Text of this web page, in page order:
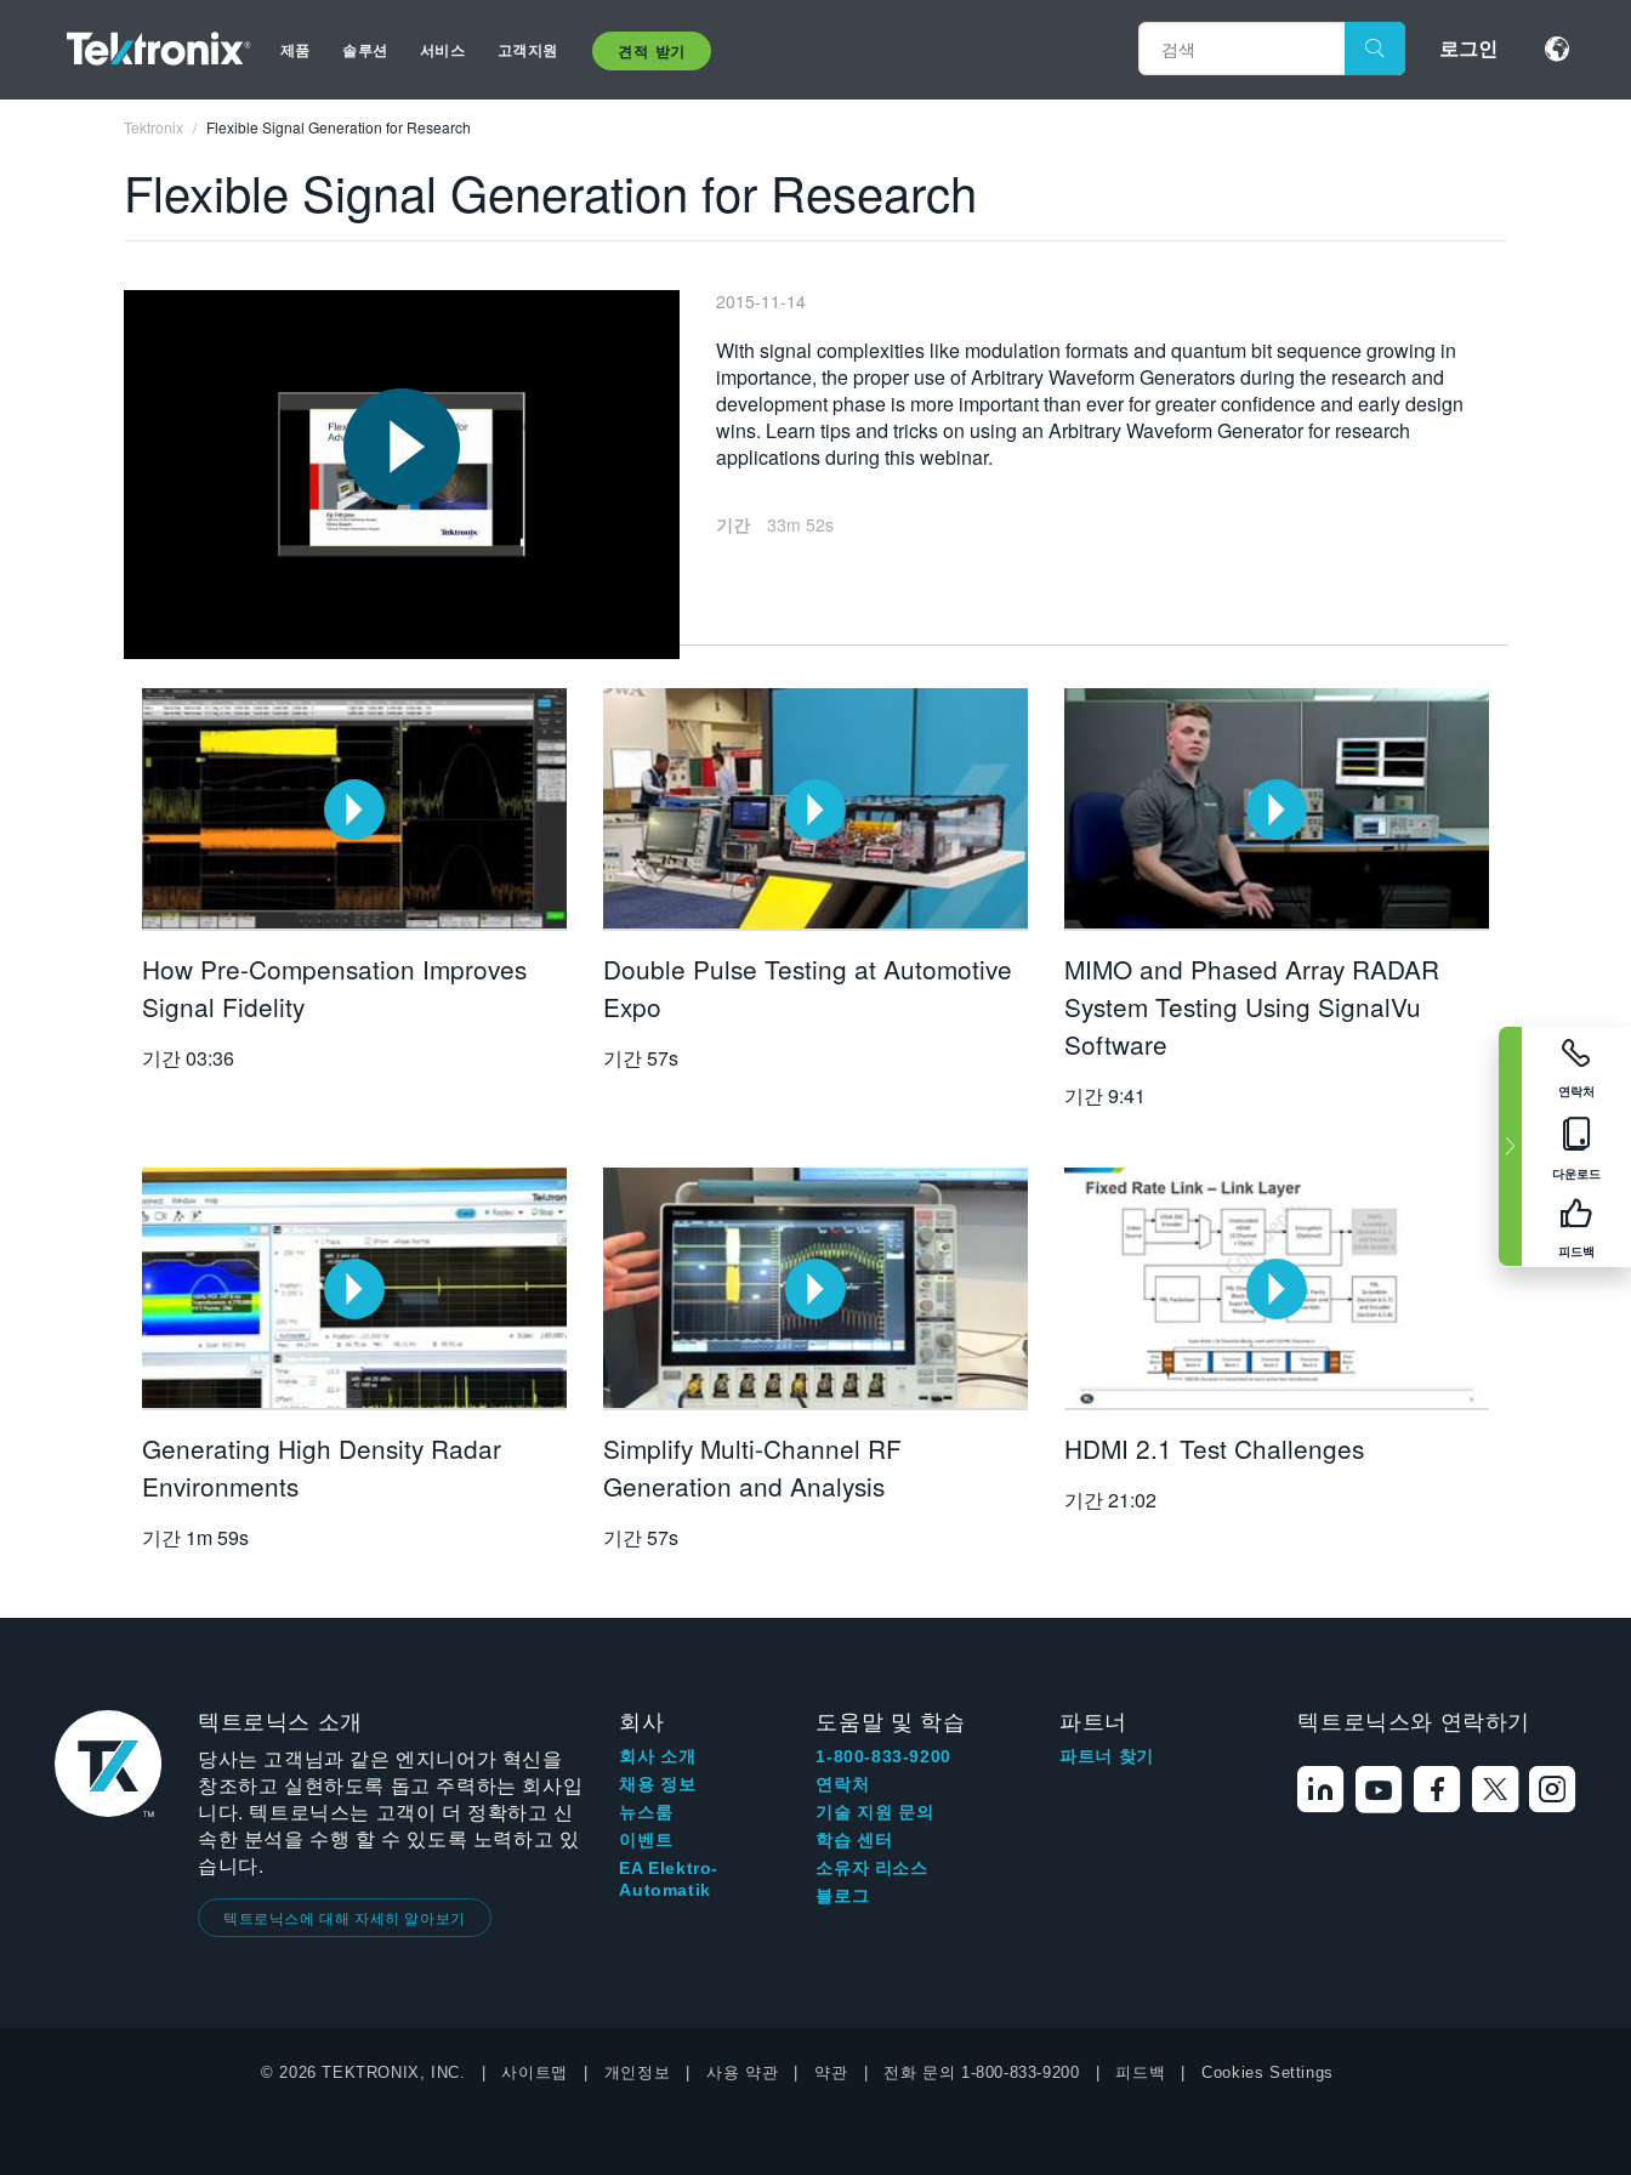
제품 솔루션 서비스 고객지원 견적 받기 로그인
연락처
다운로드
피드백
Tektronix Flexible Signal Generation for Research
Flexible Signal Generation for Research
2015-11-14
With signal complexities like modulation formats and quantum bit sequence growing in
importance, the proper use of Arbitrary Waveform Generators during the research and
development phase is more important than ever for greater confidence and early design
wins. Learn tips and tricks on using an Arbitrary Waveform Generator for research
applications during this webinar.
기간 33m 52s
How Pre-Compensation Improves
Signal Fidelity
기간03:36
Double Pulse Testing at Automotive
Expo
기간57s
MIMO and Phased Array RADAR
System Testing Using SignalVu
Software
기간9:41
Generating High Density Radar
Environments
기간 1m 59s
Simplify Multi-Channel RF
Generation and Analysis
기간57s
HDMI 2.1 Test Challenges
기간21:02
텍트로닉스 소개
당사는 고객님과 같은 엔지니어가 혁신을
창조하고 실현하도록 돕고 주력하는 회사입
니다. 텍트로닉스는 고객이 더 정확하고 신
속한 분석을 수행 할 수 있도록 노력하고 있
습니다.
텍트로닉스에 대해 자세히 알아보기
회사
회사 소개
채용 정보
뉴스룸
이벤트
EA Elektro-
Automatik
도움말 및 학습
1-800-833-9200
연락처
기술 지원 문의
학습 센터
소유자 리소스
블로그
파트너
파트너 찾기
텍트로닉스와 연락하기
© 2026 TEKTRONIX, INC. 사이트맵 개인정보 사용 약관 약관 전화 문의 1-800-833-9200 피드백 Cookies Settings